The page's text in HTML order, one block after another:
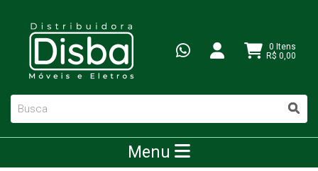
0 Itens
R$ 0,00
Menu